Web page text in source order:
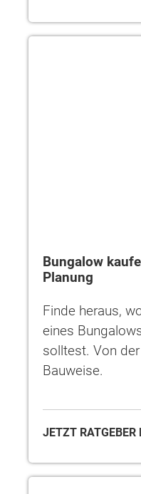
Bungalow
Planung
Finde heraus,
eines
solltest. Von
Bauweise.
JETZT RATGEBER